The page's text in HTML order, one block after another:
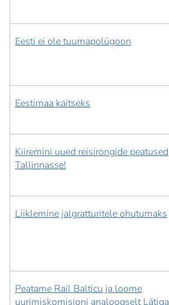
Eesti ei ole tuumapolügoon
Eestimaa kaitseks
Kiiremini uued reisirongide peatused
Tallinnasse!
Liiklemine jalgratturitele ohutumaks
Peatame Rail Balticu ja loome
uurimiskomisjoni analoogselt Lätiga